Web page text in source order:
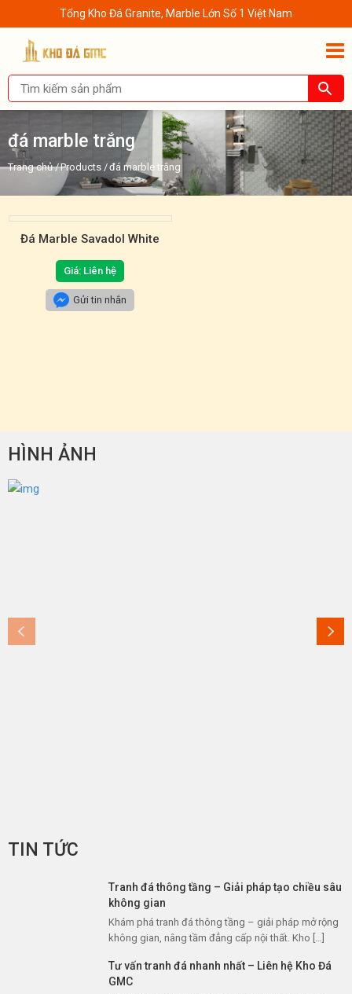
Tổng Kho Đá Granite, Marble Lớn Số 1 Việt Nam
đá marble trắng
Trang chủ/Products /đá marble trắng
Đá Marble Savadol White
Giá: Liên hệ
Gửi tin nhắn
HÌNH ẢNH
TIN TỨC
Tranh đá thông tầng – Giải pháp tạo chiều sâu
không gian
Khám phá tranh đá thông tầng – giải pháp mở rộng
không gian, nâng tầm đẳng cấp nội thất. Kho […]
Tư vấn tranh đá nhanh nhất – Liên hệ Kho Đá
GMC